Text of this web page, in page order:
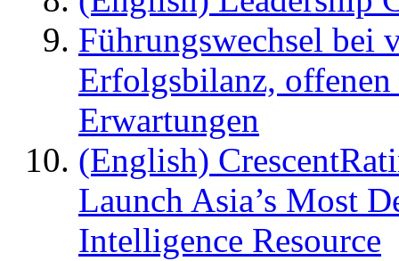
Führungswechsel bei
Erfolgsbilanz,
Erwartungen
(English)
Launch Asia’s Most
Intelligence Resource